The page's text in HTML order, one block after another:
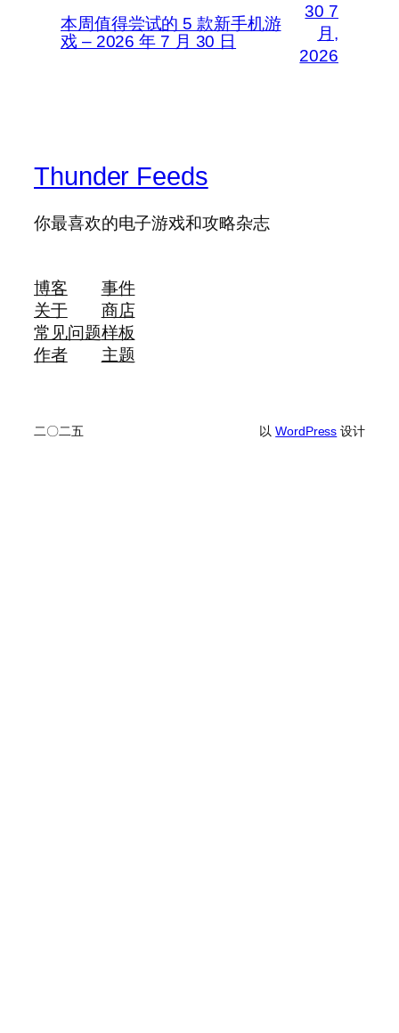
本周值得尝试的 5 款新手机游
戏 – 2026 年 7 月 30 日
30 7
月,
2026
Thunder Feeds
你最喜欢的电子游戏和攻略杂志
博客
关于
常见问题
作者
事件
商店
样板
主题
二〇二五 以WordPress 设计